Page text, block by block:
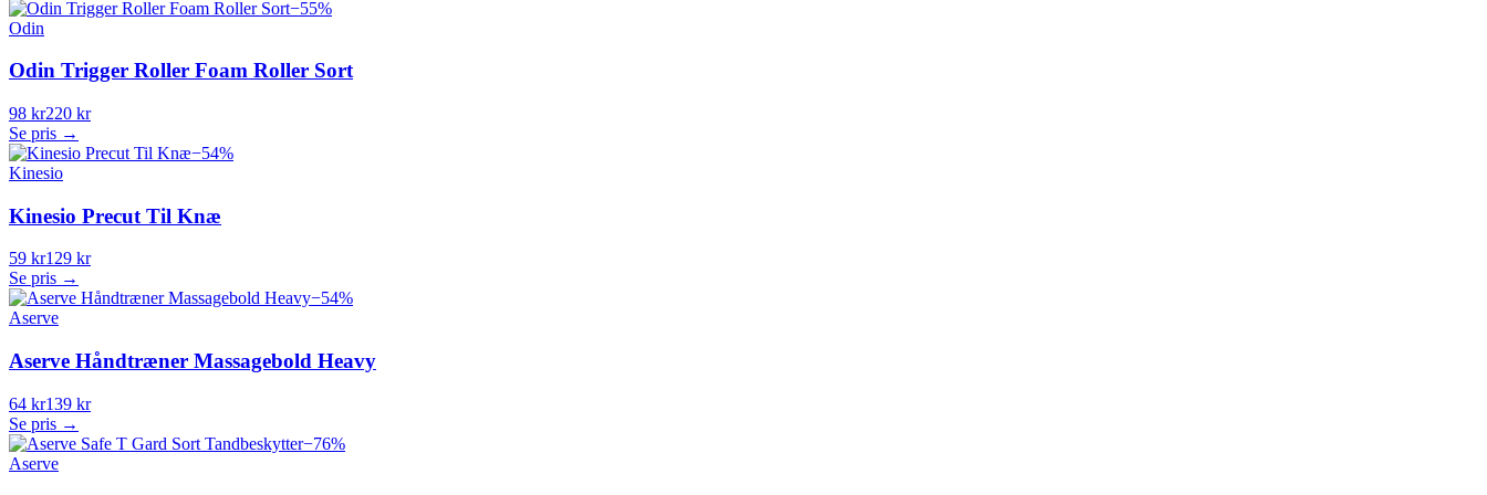
−55%
Odin
Odin Trigger Roller Foam Roller Sort
98 kr220 kr
Se pris →
−54%
Kinesio
Kinesio Precut Til Knæ
59 kr129 kr
Se pris →
−54%
Aserve
Aserve Håndtræner Massagebold Heavy
64 kr139 kr
Se pris →
−76%
Aserve